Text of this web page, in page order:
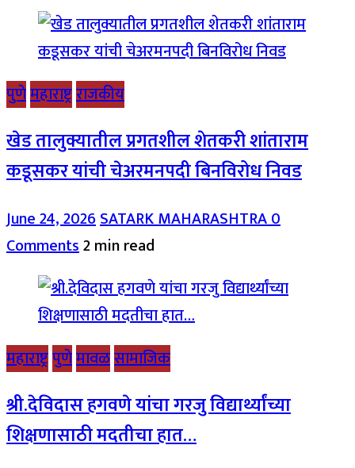
पुणेमहाराष्ट्रराजकीय
खेड तालुक्यातील प्रगतशील शेतकरी शांताराम
कडूसकर यांची चेअरमनपदी बिनविरोध निवड
June 24, 2026SATARK MAHARASHTRA0
Comments2 min read
महाराष्ट्रपुणेमावळसामाजिक
श्री.देविदास हगवणे यांचा गरजु विद्यार्थ्यांच्या
शिक्षणासाठी मदतीचा हात…